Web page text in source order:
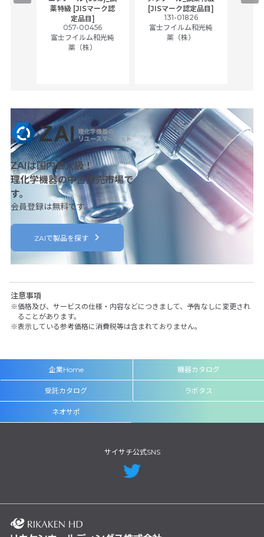
薬特級 [JISマーク認
定品目]
057-00456
富士フイルム和光純
薬（株）
[JISマーク認定品目]
131-01826
富士フイルム和光純
薬（株）
ZAIは国内最大級！
理化学機器の中古販売市場で
す。
会員登録は無料です。
ZAIで製品を探す
注意事項
価格及び、サービスの仕様・内容などにつきまして、予告なしに変更され
ることがあります。
表示している参考価格に消費税等は含まれておりません。
企業Home 機器カタログ
受託カタログ ラボタス
ネオサポ
サイサチ公式SNS